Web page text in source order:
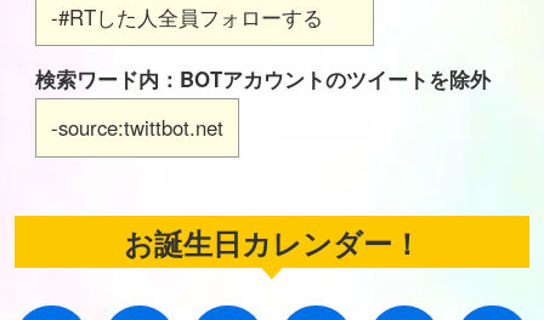
-#RTした人全員フォローする
検索ワード内：BOTアカウントのツイートを除外
-source:twittbot.net
お誕生日カレンダー！